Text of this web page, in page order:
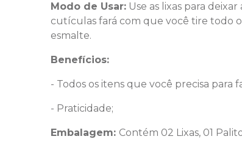
Modo de Usar:Use as lixas para
cutículas fará com que você tire todo
esmalte.
Benefícios:
- Todos os itens que você precisa para
- Praticidade;
Embalagem: Contém 02 Lixas, 01